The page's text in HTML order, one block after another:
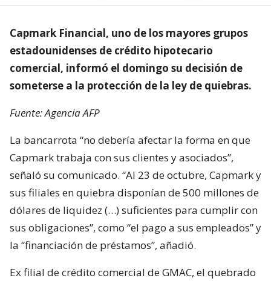
Capmark Financial, uno de los mayores grupos
estadounidenses de crédito hipotecario
comercial, informó el domingo su decisión de
someterse a la protección de la ley de quiebras.
Fuente: Agencia AFP
La bancarrota “no debería afectar la forma en que
Capmark trabaja con sus clientes y asociados”,
señaló su comunicado. “Al 23 de octubre, Capmark y
sus filiales en quiebra disponían de 500 millones de
dólares de liquidez (…) suficientes para cumplir con
sus obligaciones”, como “el pago a sus empleados” y
la “financiación de préstamos”, añadió.
Ex filial de crédito comercial de GMAC, el quebrado